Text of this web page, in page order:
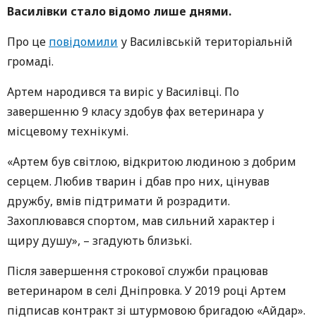
Василівки стало відомо лише днями.
Про це повідомили у Василівській територіальній
громаді.
Артем народився та виріс у Василівці. По
завершенню 9 класу здобув фах ветеринара у
місцевому технікумі.
«Артем був світлою, відкритою людиною з добрим
серцем. Любив тварин і дбав про них, цінував
дружбу, вмів підтримати й розрадити.
Захоплювався спортом, мав сильний характер і
щиру душу», – згадують близькі.
Після завершення строкової служби працював
ветеринаром в селі Дніпровка. У 2019 році Артем
підписав контракт зі штурмовою бригадою «Айдар».